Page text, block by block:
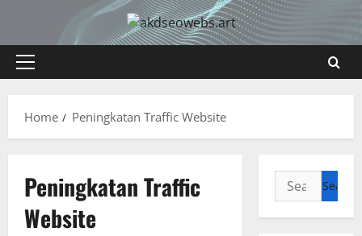
content
Primary
Home
Peningkatan Traffic Website
Peningkatan Traffic
Website
Search
for: